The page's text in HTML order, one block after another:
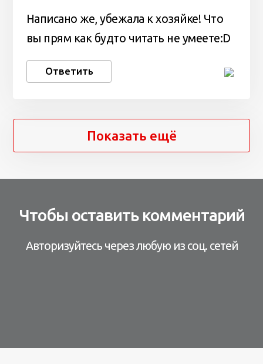
Написано же, убежала к хозяйке! Что
вы прям как будто читать не умеете:D
Ответить
Показать ещё
Чтобы оставить комментарий
Авторизуйтесь через любую из соц. сетей